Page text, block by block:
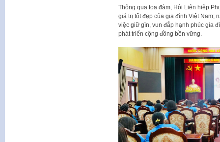
Thông qua tọa đàm, Hội Liên hiệp
giá trị tốt đẹp của gia đình Việt Nam;
việc giữ gìn, vun đắp hạnh phúc gia
phát triển cộng đồng bền vững.